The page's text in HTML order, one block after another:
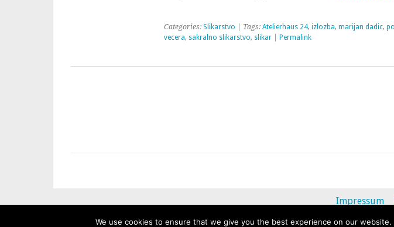
Categories: Slikarstvo | Tags: Atelierhaus 24, izlozba, marijan dadic,
vecera, sakralno slikarstvo, slikar| Permalink
Impressum
© 2013 - 2020
We use cookies to ensure that we give you the best experience on our